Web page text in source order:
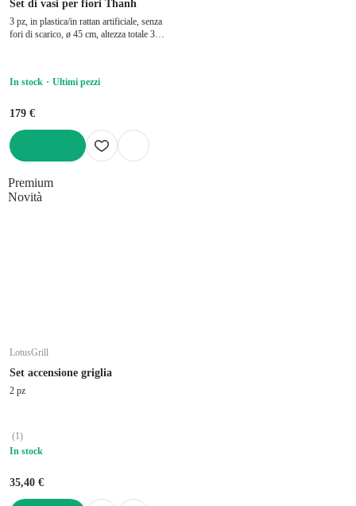
Set di vasi per fiori Thanh
3 pz, in plastica/in rattan artificiale, senza
fori di scarico, ø 45 cm, altezza totale 36
In stock Ultimi pezzi
179 €
Premium
Novità
LotusGrill
Set accensione griglia
2 pz
(1)
In stock
35,40 €